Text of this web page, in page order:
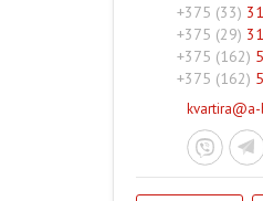
+375 (33)
+375 (29)
+375 (162)
+375 (162)